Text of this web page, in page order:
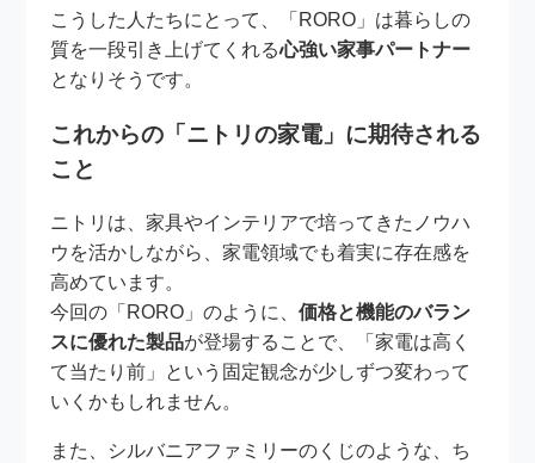
こうした人たちにとって、「RORO」は暮らしの
質を一段引き上げてくれる心強い家事パートナー
となりそうです。
これからの「ニトリの家電」に期待される
こと
ニトリは、家具やインテリアで培ってきたノウハ
ウを活かしながら、家電領域でも着実に存在感を
高めています。
今回の「RORO」のように、価格と機能のバラン
スに優れた製品が登場することで、「家電は高く
て当たり前」という固定観念が少しずつ変わって
いくかもしれません。
また、シルバニアファミリーのくじのような、ち